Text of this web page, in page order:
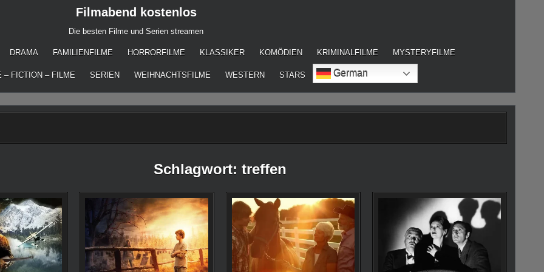
Filmabend kostenlos
Die besten Filme und Serien streamen
DRAMA FAMILIENFILME HORRORFILME KLASSIKER KOMÖDIEN KRIMINALFILME MYSTERYFILME
– FICTION – FILME SERIEN WEIHNACHTSFILME WESTERN STARS German
Schlagwort: treffen